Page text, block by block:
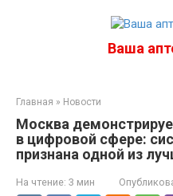
Ваша
Главная » Новости
Москва
в цифровой сфере:
признана одной из
На чтение: 3 мин